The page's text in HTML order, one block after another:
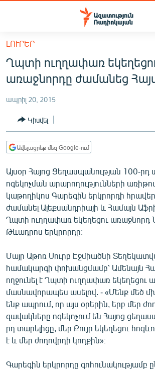
Մատչելիության
հիմնական
բովանդակությանը
հիմնական
մենյուին
ՀԱՅԱՍՏԱՆ
ՔԱՂԱՔԱԿԱՆ
ԸՆՏՐՈՒԹՅՈՒՆՆԵՐ 2026
ԻՐԱՎՈՒՆՔ
ՀԱՍԱՐԱԿՈՒԹՅՈՒՆ
ՂԱՐԱԲԱՂ
ՊԱՏԵՐԱԶՄԻ 6 ՇԱԲԱԹՆԵՐԸ
ՏԱՐԱԾԱՇՐՋԱՆ
ՄԻՋԱԶԳԱՅԻՆ
ՄՇԱԿՈՒՅԹ
ՍՊՈՐՏ
ՄԵԿՆԱԲԱՆՈՒԹՅՈՒՆ
ՏՏ ԵՒ ԻՆՏԵՐՆԵՏ
ԿՈՐՈՆԱՎԻՐՈՒՍ
ԱՐԽԻՎ
ՏԵՍԱՆՅՈՒԹԵՐ
ԼՈՒՐԵՐ
Ղպտի ուղղափառ
առաջնորդը ժամանեց
ապրիլ 20, 2015
Կիսվել
Ավելացրեք մեզ Google-ում
Այսօր Հայոց Ցեղասպանության 100-րդ
ոգեկոչման արարողությունների
կաթողիկոս Գարեգին երկրորդի
ժամանել Ալեքսանդրիայի և Համայն
Ղպտի ուղղափառ եկեղեցու առաջնորդ
Թևադրոս երկրորդը:
Մայր Աթոռ Սուրբ Էջմիածնի
համակարգի փոխանցմամբ՝ Ամենայն
ողջունել է Ղպտի ուղղափառ եկեղեցու
մասնավորապես ասելով. - «Մենք մեծ
ենք ապրում, որ այս օրերին, երբ մեր
զավակները ոգեկոչում են Հայոց
րդ տարելիցը, մեր Քույր եկեղեցու
է և մեր ժողովրդի կողքին»։
Գարեգին երկրորդը գոհունակությամբ